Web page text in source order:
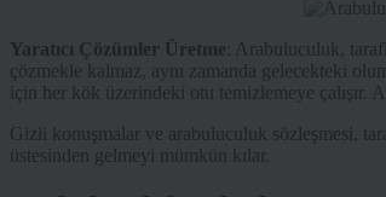
Yaratıcı Çözümler Üretme : Arabuluculuk,
çözmekle kalmaz, aynı zamanda gelecekteki
için her kök üzerindeki otu temizlemeye çalışır.
Gizli konuşmalar ve arabuluculuk sözleşmesi,
üstesinden gelmeyi mümkün kılar.